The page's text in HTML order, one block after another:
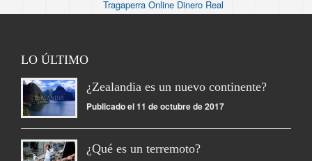
Tragaperra Online Dinero Real
LO ÚLTIMO
¿Zealandia es un nuevo continente?
Publicado el 11 de octubre de 2017
¿Qué es un terremoto?